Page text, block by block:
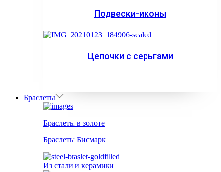
Подвески-иконы
Цепочки с серьгами
Браслеты
Браслеты в золоте
Браслеты Бисмарк
Из стали и керамики